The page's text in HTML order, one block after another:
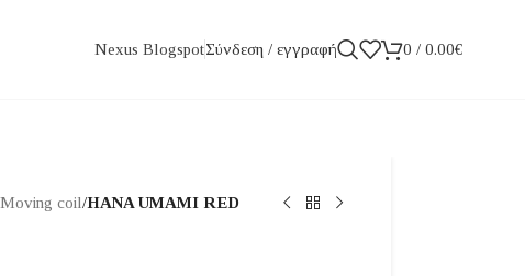
Nexus BlogspotΣύνδεση / εγγραφή 0 / 0.00€
Moving coil/HANA UMAMI RED